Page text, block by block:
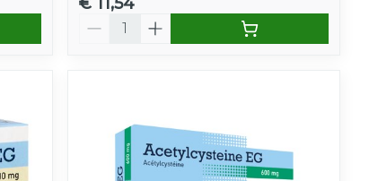
Aantal